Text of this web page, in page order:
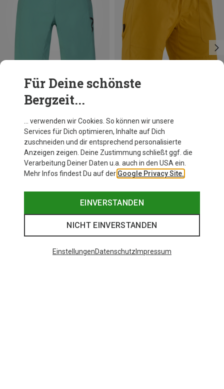
Damen Noia Shorts
S M L XL
Für Deine schönste
Bergzeit...
… verwenden wir Cookies. So können wir unsere
Services für Dich optimieren, Inhalte auf Dich
zuschneiden und dir entsprechend personalisierte
Anzeigen zeigen. Deine Zustimmung schließt ggf. die
Verarbeitung Deiner Daten u.a. auch in den USA ein.
Mehr Infos findest Du auf der Google Privacy Site.
EINVERSTANDEN
NICHT EINVERSTANDEN
EinstellungenDatenschutz Impressum